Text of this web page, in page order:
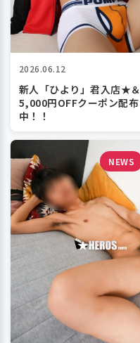
2026.06.12
新人「ひより」君入店★＆
5,000円OFFクーポン配布
中！！
NEWS